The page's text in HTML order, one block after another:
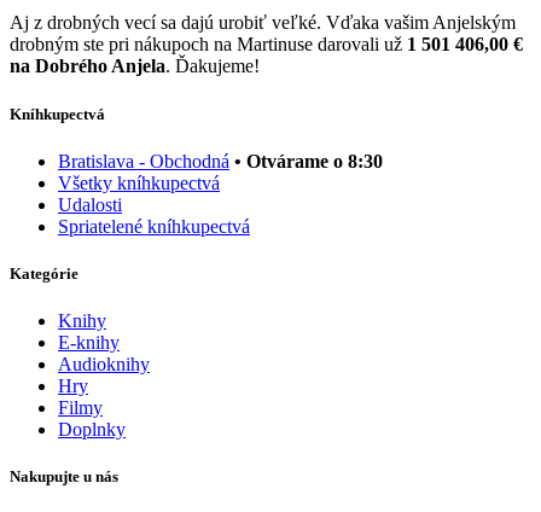
Aj z drobných vecí sa dajú urobiť veľké. Vďaka vašim Anjelským
drobným ste pri nákupoch na Martinuse darovali už 1 501 406,00 €
na Dobrého Anjela. Ďakujeme!
Kníhkupectvá
Bratislava - Obchodná • Otvárame o 8:30
Všetky kníhkupectvá
Udalosti
Spriatelené kníhkupectvá
Kategórie
Knihy
E-knihy
Audioknihy
Hry
Filmy
Doplnky
Nakupujte u nás